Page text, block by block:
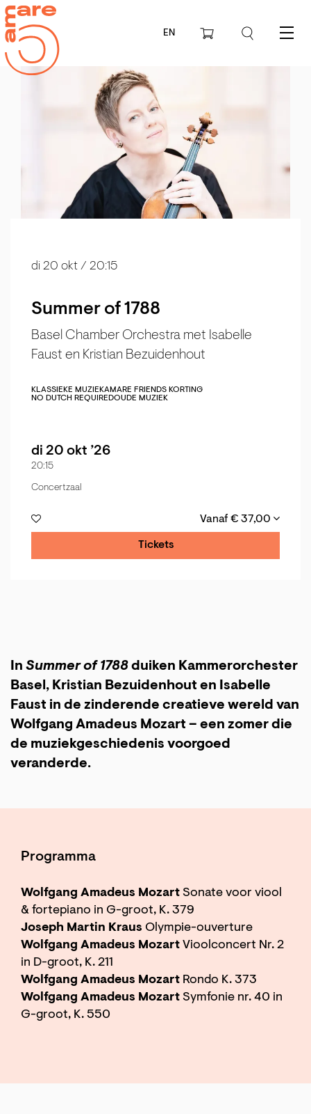
EN Menu
Summer of 1788
Basel Chamber Orchestra met Isabelle
Faust en Kristian Bezuidenhout
di 20 okt / 20:15
KLASSIEKE MUZIEKAMARE FRIENDS KORTING
NO DUTCH REQUIREDOUDE MUZIEK
di 20 okt ’26
20:15
Concertzaal
Vanaf € 37,00
Tickets
In Summer of 1788 duiken Kammerorchester
Basel, Kristian Bezuidenhout en Isabelle
Faust in de zinderende creatieve wereld van
Wolfgang Amadeus Mozart – een zomer die
de muziekgeschiedenis voorgoed
veranderde.
Programma
Wolfgang Amadeus Mozart Sonate voor viool
& fortepiano in G-groot, K. 379
Joseph Martin Kraus Olympie-ouverture
Wolfgang Amadeus Mozart Vioolconcert Nr. 2
in D-groot, K. 211
Wolfgang Amadeus Mozart Rondo K. 373
Wolfgang Amadeus Mozart Symfonie nr. 40 in
G-groot, K. 550